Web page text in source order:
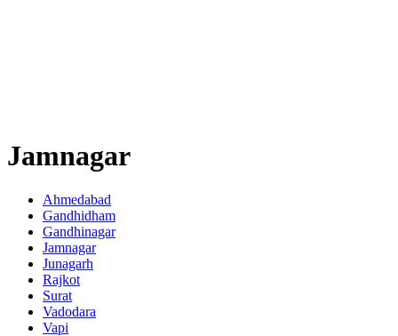
Jamnagar
Ahmedabad
Gandhidham
Gandhinagar
Jamnagar
Junagarh
Rajkot
Surat
Vadodara
Vapi